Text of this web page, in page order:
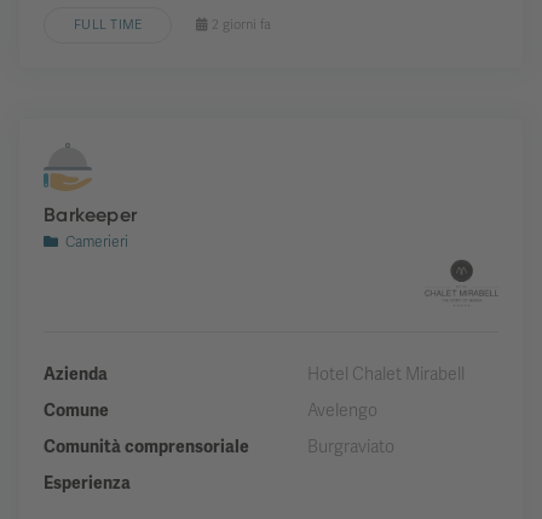
FULL TIME 2 giorni fa
Barkeeper
Camerieri
Azienda
Hotel Chalet Mirabell
Comune
Avelengo
Comunità comprensoriale
Burgraviato
Esperienza